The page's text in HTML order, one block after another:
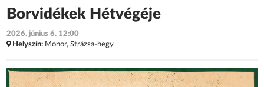
Borvidékek Hétvégéje
2026. június 6. 12:00
Helyszín: Monor, Strázsa-hegy